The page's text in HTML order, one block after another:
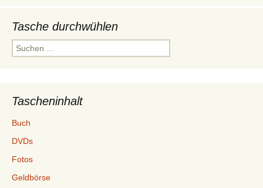
Tasche durchwühlen
Suchen
nach:
Tascheninhalt
Buch
DVDs
Fotos
Geldbörse